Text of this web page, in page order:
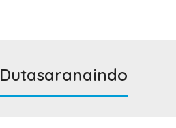
Dutasaranaindo